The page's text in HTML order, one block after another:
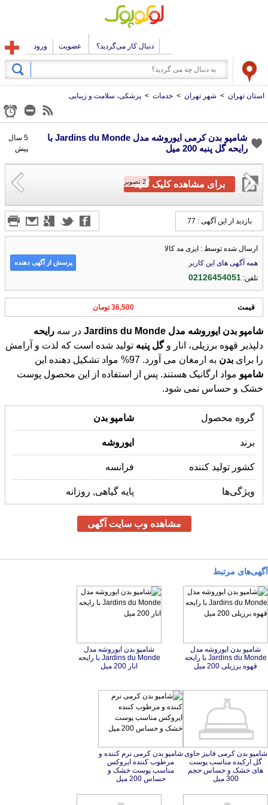
دنبال کار می‌گردید؟ عضویت ورود
استان تهران > شهر تهران > خدمات > پزشکی، سلامت و زیبایی
شامپو بدن کرمی ایوروشه مدل Jardins du Monde با
رایحه گل پنبه 200 میل
5 سال
پیش
2 تصویربرای مشاهده کلیک کنید
بازدید از این آگهی : 77
ارسال شده توسط : ایزی مد کالا
همه آگهی های این کاربر
تلفن:02126454051
پرسش از آگهی دهنده
قیمت 36,500 تومان
شامپو بدن ایوروشه مدل Jardins du Monde در سه رایحه
دلپذیر قهوه برزیلی، انار وگل پنبه تولید شده است که لذت و آرامش
را برای بدن به ارمغان می آورد. 97% مواد تشکیل دهنده این
شامپو مواد ارگانیک هستند. پس از استفاده از این محصول پوست
خشک و حساس نمی شود.
گروه محصول شامپو بدن
برند ایوروشه
کشور تولید کننده فرانسه
ویژگی‌ها پایه گیاهی, روزانه
مشاهده وب سایت آگهی
آگهی‌های مرتبط
شامپو بدن ایوروشه مدل
Jardins du Monde با رایحه
قهوه برزیلی 200 میل
شامپو بدن ایوروشه مدل
Jardins du Monde با رایحه
انار 200 میل
شامپو بدن کرمی فابیز حاوی
گل ارکیده مناسب پوست
های خشک و حساس حجم
300 میل
شامپو بدن کرمی نرم کننده و
مرطوب کننده ایروکس
مناسب پوست خشک و
حساس 200 میل